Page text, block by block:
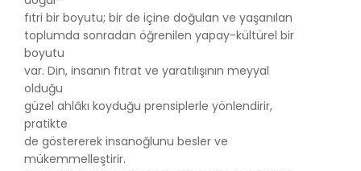
fıtri bir boyutu; bir de içine doğulan ve yaşanılan
toplumda sonradan öğrenilen yapay-kültürel bir
boyutu
var. Din, insanın fıtrat ve yaratılışının meyyal
olduğu
güzel ahlâkı koyduğu prensiplerle yönlendirir,
pratikte
de göstererek insanoğlunu besler ve
mükemmelleştirir.